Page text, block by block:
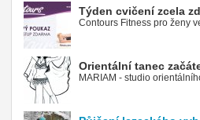
Týden cvičení zcela
Contours Fitness pro ženy
Orientální tanec
MARIAM - studio